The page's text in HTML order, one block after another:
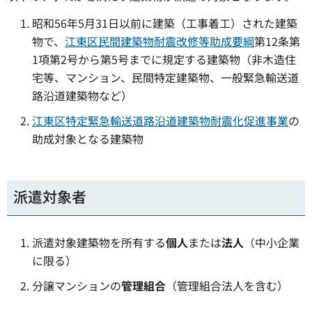
昭和56年5月31日以前に建築（工事着工）された建築
物で、 江東区民間建築物耐震改修等助成要綱第12条第
1項第2号から第5号までに規定する建築物（非木造住
宅等、マンション、民間特定建築物、一般緊急輸送道
路沿道建築物など）
江東区特定緊急輸送道路沿道建築物耐震化促進事業の
助成対象となる建築物
派遣対象者
派遣対象建築物を所有する個人 または法人 （中小企業
に限る）
分譲マンションの管理組合 （管理組合法人を含む）